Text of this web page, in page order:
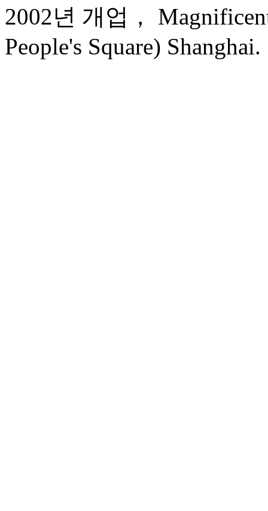
2002년 개업，
People's Square) Shanghai.